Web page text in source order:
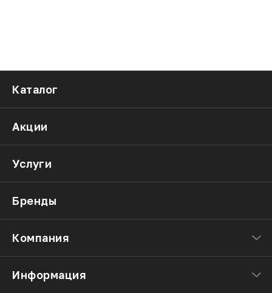
Каталог
Акции
Услуги
Бренды
Компания
Информация